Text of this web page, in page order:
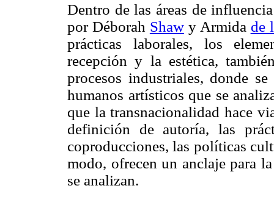
Dentro de las áreas de
por Déborah Shawy Armida de
prácticas laborales, los
recepción y la estética,
procesos industriales, donde
humanos artísticos que se
que la transnacionalidad hace
definición de autoría, las
coproducciones, las políticas
modo, ofrecen un anclaje para
se analizan.